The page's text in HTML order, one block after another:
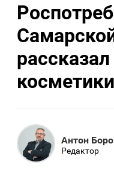
Антон
Редактор